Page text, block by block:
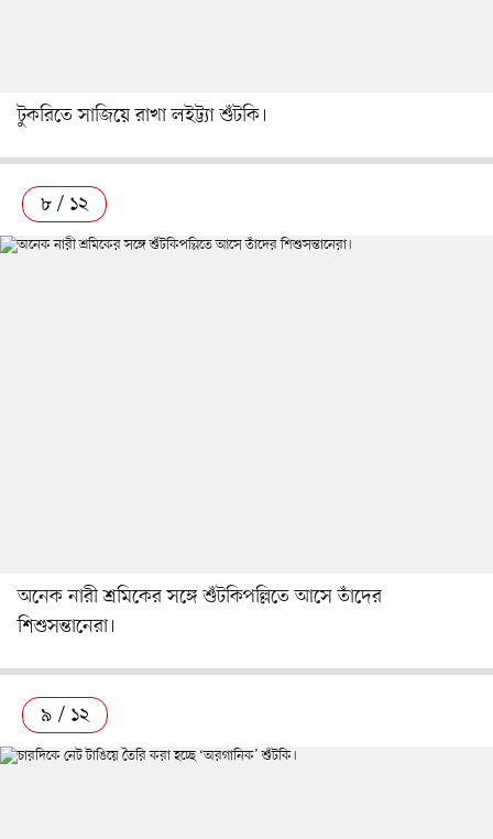
টুকরিতে সাজিয়ে রাখা লইট্ট্যা শুঁটকি।
৮ / ১২
অনেক নারী শ্রমিকের সঙ্গে শুঁটকিপল্লিতে আসে তাঁদের
শিশুসন্তানেরা।
৯ / ১২